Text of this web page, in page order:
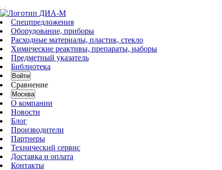
Спецпредложения
Оборудование, приборы
Расходные материалы, пластик, стекло
Химические реактивы, препараты, наборы
Предметный указатель
Библиотека
Войти
Сравнение
Москва
О компании
Новости
Блог
Производители
Партнеры
Технический сервис
Доставка и оплата
Контакты